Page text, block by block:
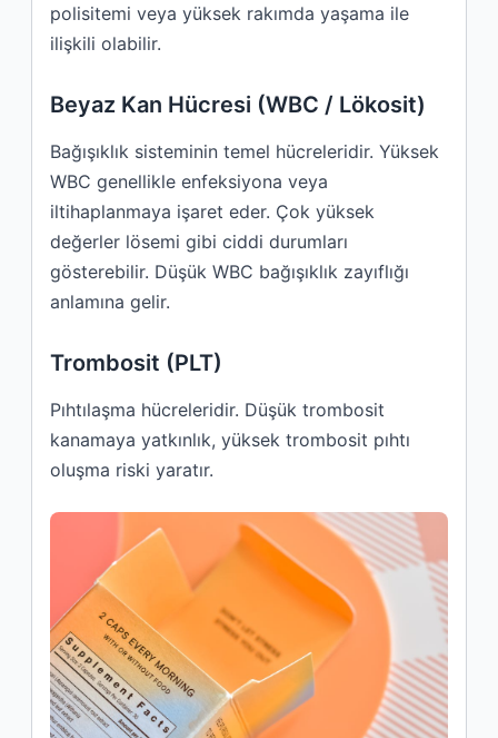
polisitemi veya yüksek rakımda yaşama ile
ilişkili olabilir.
Beyaz Kan Hücresi (WBC / Lökosit)
Bağışıklık sisteminin temel hücreleridir. Yüksek
WBC genellikle enfeksiyona veya
iltihaplanmaya işaret eder. Çok yüksek
değerler lösemi gibi ciddi durumları
gösterebilir. Düşük WBC bağışıklık zayıflığı
anlamına gelir.
Trombosit (PLT)
Pıhtılaşma hücreleridir. Düşük trombosit
kanamaya yatkınlık, yüksek trombosit pıhtı
oluşma riski yaratır.